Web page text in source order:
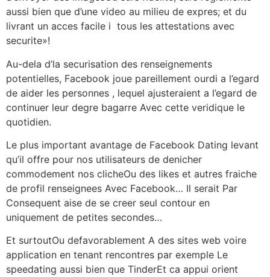
aussi bien que d’une video au milieu de expres; et du
livrant un acces facile i tous les attestations avec
securite»!
Au-dela d’la securisation des renseignements
potentielles, Facebook joue pareillement ourdi a l’egard
de aider les personnes , lequel ajusteraient a l’egard de
continuer leur degre bagarre Avec cette veridique le
quotidien.
Le plus important avantage de Facebook Dating levant
qu’il offre pour nos utilisateurs de denicher
commodement nos clicheOu des likes et autres fraiche
de profil renseignees Avec Facebook… Il serait Par
Consequent aise de se creer seul contour en
uniquement de petites secondes…
Et surtoutOu defavorablement A des sites web voire
application en tenant rencontres par exemple Le
speedating aussi bien que TinderEt ca appui orient